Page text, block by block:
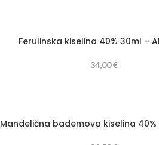
Ferulinska kiselina 40% 30ml –
34,00€
Mandelična bademova kiselina 40%